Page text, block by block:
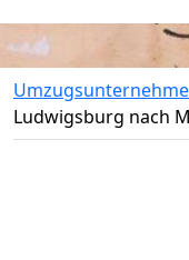
Ludwigsburg nach